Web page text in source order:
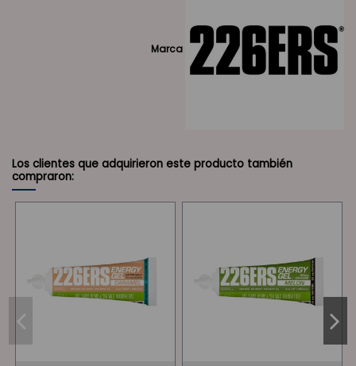
Marca
Los clientes que adquirieron este producto también
compraron: